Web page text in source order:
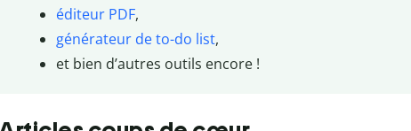
éditeur PDF,
générateur de to-do list,
et bien d’autres outils encore !